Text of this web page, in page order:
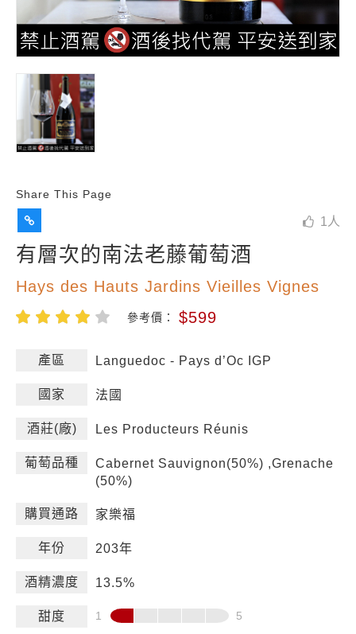
Share This Page
1 人
有層次的南法老藤葡萄酒
Hays des Hauts Jardins Vieilles Vignes
參考價： $599
產區 Languedoc - Pays d’Oc IGP
國家 法國
酒莊(廠) Les Producteurs Réunis
葡萄品種
Cabernet Sauvignon(50%) ,Grenache
(50%)
購買通路 家樂福
年份 203年
酒精濃度 13.5%
甜度